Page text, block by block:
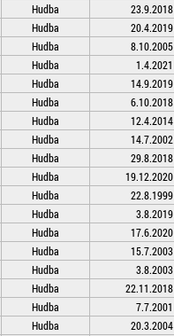
Hudba
23.9.2018
Hudba
20.4.2019
Hudba
8.10.2005
Hudba
1.4.2021
Hudba
14.9.2019
Hudba
6.10.2018
Hudba
12.4.2014
Hudba
14.7.2002
Hudba
29.8.2018
Hudba
19.12.2020
Hudba
22.8.1999
Hudba
3.8.2019
Hudba
17.6.2020
Hudba
15.7.2003
Hudba
3.8.2003
Hudba
22.11.2018
Hudba
7.7.2001
Hudba
20.3.2004